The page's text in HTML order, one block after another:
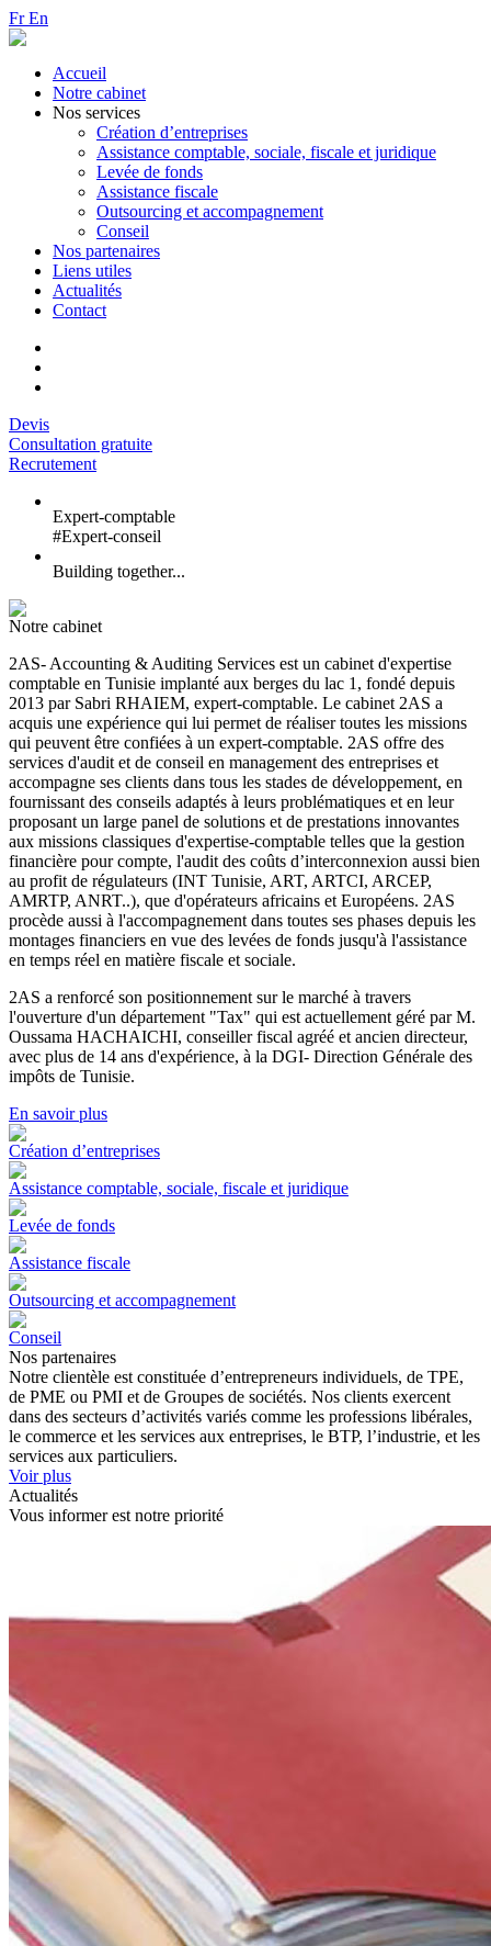
FrEn
Accueil
Notre cabinet
Nos services
Création d’entreprises
Assistance comptable, sociale, fiscale et juridique
Levée de fonds
Assistance fiscale
Outsourcing et accompagnement
Conseil
Nos partenaires
Liens utiles
Actualités
Contact
Devis
Consultation gratuite
Recrutement
Expert-comptable
#Expert-conseil
Building together...
Notre cabinet
2AS- Accounting & Auditing Services est un cabinet d'expertise
comptable en Tunisie implanté aux berges du lac 1, fondé depuis
2013 par Sabri RHAIEM, expert-comptable. Le cabinet 2AS a
acquis une expérience qui lui permet de réaliser toutes les missions
qui peuvent être confiées à un expert-comptable. 2AS offre des
services d'audit et de conseil en management des entreprises et
accompagne ses clients dans tous les stades de développement, en
fournissant des conseils adaptés à leurs problématiques et en leur
proposant un large panel de solutions et de prestations innovantes
aux missions classiques d'expertise-comptable telles que la gestion
financière pour compte, l'audit des coûts d’interconnexion aussi bien
au profit de régulateurs (INT Tunisie, ART, ARTCI, ARCEP,
AMRTP, ANRT..), que d'opérateurs africains et Européens. 2AS
procède aussi à l'accompagnement dans toutes ses phases depuis les
montages financiers en vue des levées de fonds jusqu'à l'assistance
en temps réel en matière fiscale et sociale.
2AS a renforcé son positionnement sur le marché à travers
l'ouverture d'un département "Tax" qui est actuellement géré par M.
Oussama HACHAICHI, conseiller fiscal agréé et ancien directeur,
avec plus de 14 ans d'expérience, à la DGI- Direction Générale des
impôts de Tunisie.
En savoir plus
Création d’entreprises
Assistance comptable, sociale, fiscale et juridique
Levée de fonds
Assistance fiscale
Outsourcing et accompagnement
Conseil
Nos partenaires
Notre clientèle est constituée d’entrepreneurs individuels, de TPE,
de PME ou PMI et de Groupes de sociétés. Nos clients exercent
dans des secteurs d’activités variés comme les professions libérales,
le commerce et les services aux entreprises, le BTP, l’industrie, et les
services aux particuliers.
Voir plus
Actualités
Vous informer est notre priorité